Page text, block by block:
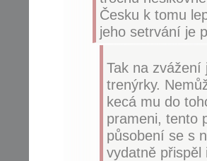
Česku k tomu
jeho setrvání je
Tak na
trenýrky.
kecá mu do
prameni, tento
působení se s
vydatně přispěl